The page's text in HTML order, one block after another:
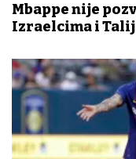
Mbappe nije
Izraelcima i